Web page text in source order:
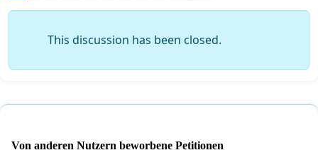
This discussion has been closed.
Von anderen Nutzern beworbene Petitionen